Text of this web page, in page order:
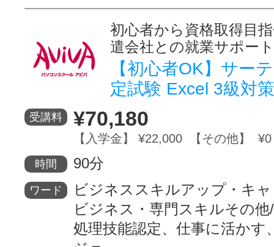
初心者から資格取得目
遣会社との就業サポー
【初心者OK】サー
定試験 Excel 3級対
受講料 ¥70,180
【入学金】 ¥22,000 【その他】 ¥0
時間 90分
ワード
ビジネススキルアップ・キ
ビジネス・専門スキルその他
処理技能認定、仕事に活かす